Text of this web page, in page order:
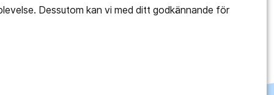
Dessutom kan vi med ditt godkännande för